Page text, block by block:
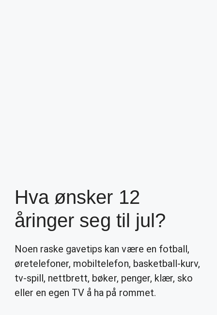
Hva ønsker 12
åringer seg til jul?
Noen raske gavetips kan være en fotball,
øretelefoner, mobiltelefon, basketball-kurv,
tv-spill, nettbrett, bøker, penger, klær, sko
eller en egen TV å ha på rommet.